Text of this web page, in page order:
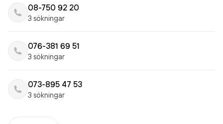
08-750 92 20
3 sökningar
076-381 69 51
3 sökningar
073-895 47 53
3 sökningar